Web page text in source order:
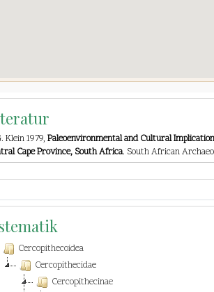
Klein 1979, Paleoenvironmental and Cultural
Cape Province, South Africa. South African
Cercopithecoidea
Cercopithecidae
Cercopithecinae